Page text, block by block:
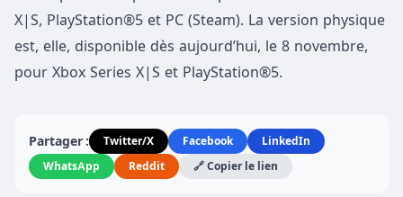
X|S, PlayStation®5 et PC (Steam). La version physique
est, elle, disponible dès aujourd’hui, le 8 novembre,
pour Xbox Series X|S et PlayStation®5.
Partager : Twitter/X Facebook
LinkedIn
WhatsApp
Reddit 🔗 Copier le lien